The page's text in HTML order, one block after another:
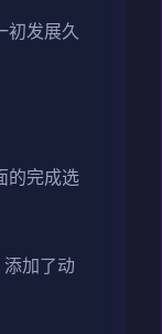
初发展久
的完成选
加了动